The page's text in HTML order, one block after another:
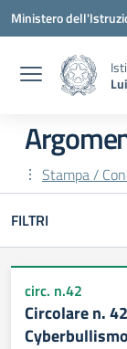
Vai ai contenuti
Vai al menu di
Vai al footer
Ministero
Stampa /
FILTRI
circ. n.42
Circolare n.